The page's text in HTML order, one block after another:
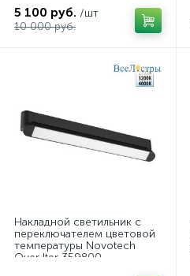
5 100 руб. /шт
10 000 руб.
Накладной светильник с
переключателем цветовой
температуры Novotech
Over Iter 359800